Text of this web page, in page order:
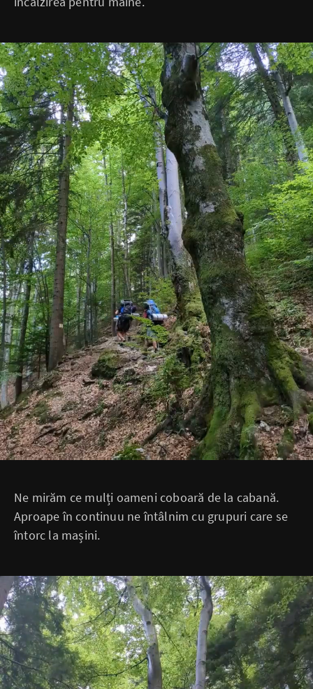
Ne mirăm ce mulți oameni coboară de la cabană.
Aproape în continuu ne întâlnim cu grupuri care se
întorc la mașini.